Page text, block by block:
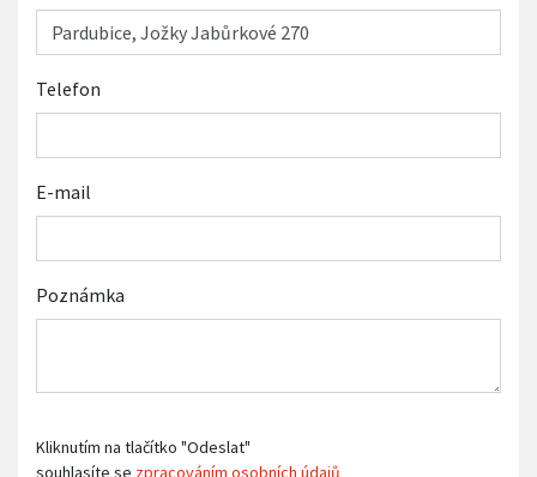
Telefon
E-mail
Poznámka
Kliknutím na tlačítko "Odeslat"
souhlasíte se zpracováním osobních údajů